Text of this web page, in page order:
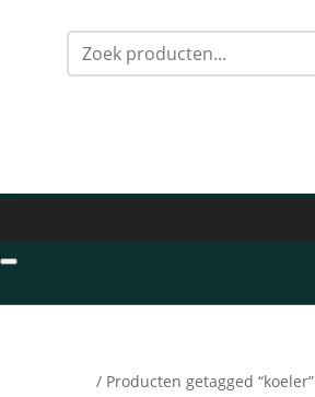
/ Producten getagged “koeler”